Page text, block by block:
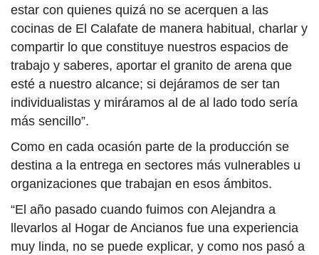
estar con quienes quizá no se acerquen a las
cocinas de El Calafate de manera habitual, charlar y
compartir lo que constituye nuestros espacios de
trabajo y saberes, aportar el granito de arena que
esté a nuestro alcance; si dejáramos de ser tan
individualistas y miráramos al de al lado todo sería
más sencillo”.
Como en cada ocasión parte de la producción se
destina a la entrega en sectores más vulnerables u
organizaciones que trabajan en esos ámbitos.
“El año pasado cuando fuimos con Alejandra a
llevarlos al Hogar de Ancianos fue una experiencia
muy linda, no se puede explicar, y como nos pasó a